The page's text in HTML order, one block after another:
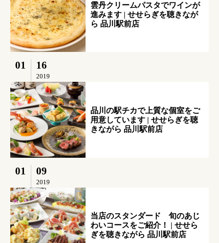
雲丹クリームパスタでワインが
進みます | せせらぎを聴きなが
ら 品川駅前店
01 16
2019
品川の駅チカで上質な個室をご
用意しています | せせらぎを聴
きながら 品川駅前店
01 09
2019
当店のスタンダード 旬のあじ
わいコースをご紹介！ | せせら
ぎを聴きながら 品川駅前店